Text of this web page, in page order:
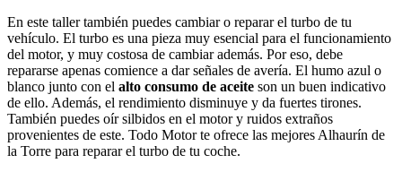
En este taller también puedes cambiar o reparar el turbo de tu
vehículo. El turbo es una pieza muy esencial para el funcionamiento
del motor, y muy costosa de cambiar además. Por eso, debe
repararse apenas comience a dar señales de avería. El humo azul o
blanco junto con el alto consumo de aceite son un buen indicativo
de ello. Además, el rendimiento disminuye y da fuertes tirones.
También puedes oír silbidos en el motor y ruidos extraños
provenientes de este. Todo Motor te ofrece las mejores Alhaurín de
la Torre para reparar el turbo de tu coche.